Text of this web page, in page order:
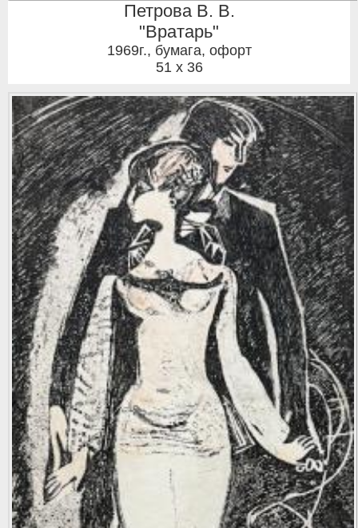
Петрова В. В.
"Вратарь"
1969г., бумага, офорт
51 x 36